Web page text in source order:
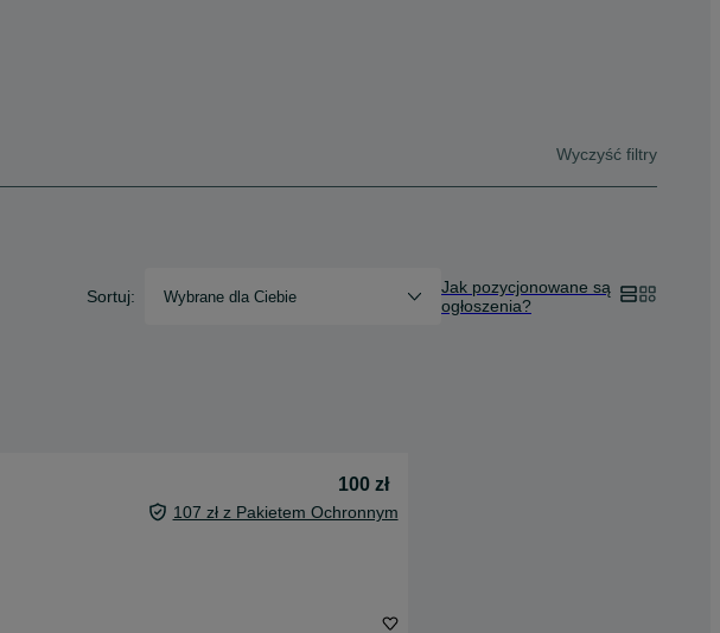
Wyczyść filtry
Sortuj: Wybrane dla Ciebie
Jak pozycjonowane są
ogłoszenia?
100 zł
107 zł z Pakietem Ochronnym